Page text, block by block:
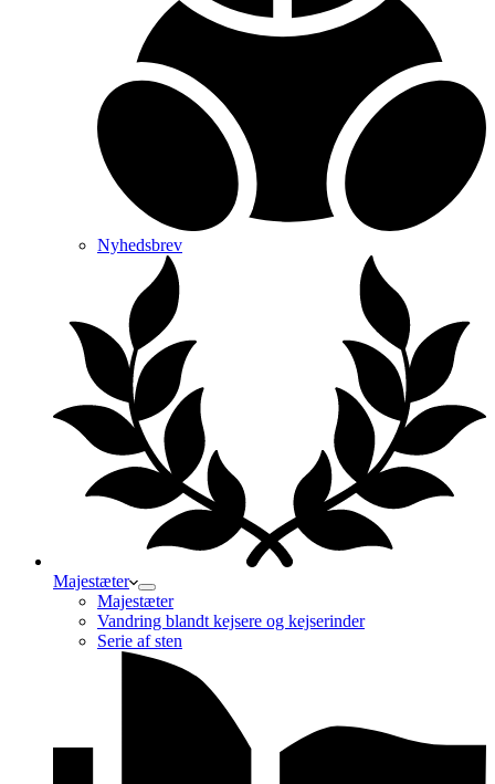
Nyhedsbrev
Majestæter
Majestæter
Vandring blandt kejsere og kejserinder
Serie af sten